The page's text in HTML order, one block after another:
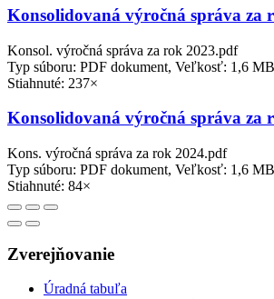
Konsolidovaná výročná správa za
Konsol. výročná správa za rok 2023.pdf
Typ súboru: PDF dokument, Veľkosť: 1,6 MB
Stiahnuté: 237×
Konsolidovaná výročná správa za
Kons. výročná správa za rok 2024.pdf
Typ súboru: PDF dokument, Veľkosť: 1,6 MB
Stiahnuté: 84×
Zverejňovanie
Úradná tabuľa